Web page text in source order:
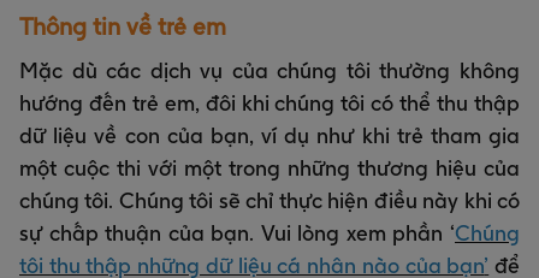
Thông tin về trẻ em
Mặc dù các dịch vụ của chúng tôi thường không
hướng đến trẻ em, đôi khi chúng tôi có thể thu thập
dữ liệu về con của bạn, ví dụ như khi trẻ tham gia
một cuộc thi với một trong những thương hiệu của
chúng tôi. Chúng tôi sẽ chỉ thực hiện điều này khi có
sự chấp thuận của bạn. Vui lòng xem phần ‘Chúng
tôi thu thập những dữ liệu cá nhân nào của bạn’ để